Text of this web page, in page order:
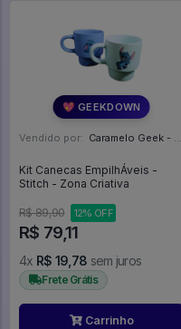
💖 GEEKDOWN
Vendido por: Caramelo Geek - DF
Kit Canecas EmpilhÁveis -
Stitch - Zona Criativa
R$ 89,90 12% OFF
R$ 79,11
4x R$ 19,78 sem juros
Frete Grátis
Carrinho